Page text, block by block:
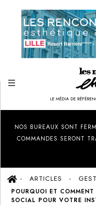
LE MÉDIA DE
NOS BUREAUX SONT
COMMANDES SERONT
ARTICLES
POURQUOI ET
SOCIAL POUR VOTRE